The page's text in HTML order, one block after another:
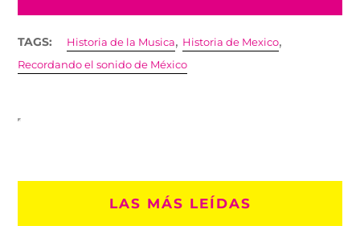
TAGS: Historia de la Musica, Historia de Mexico,
Recordando el sonido de México
LAS MÁS LEÍDAS